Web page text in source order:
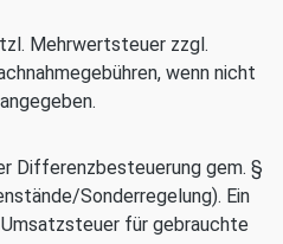
Mehrwertsteuer zzgl.
wenn nicht
Differenzbesteuerung gem. §
Sonderregelung). Ein
für gebrauchte